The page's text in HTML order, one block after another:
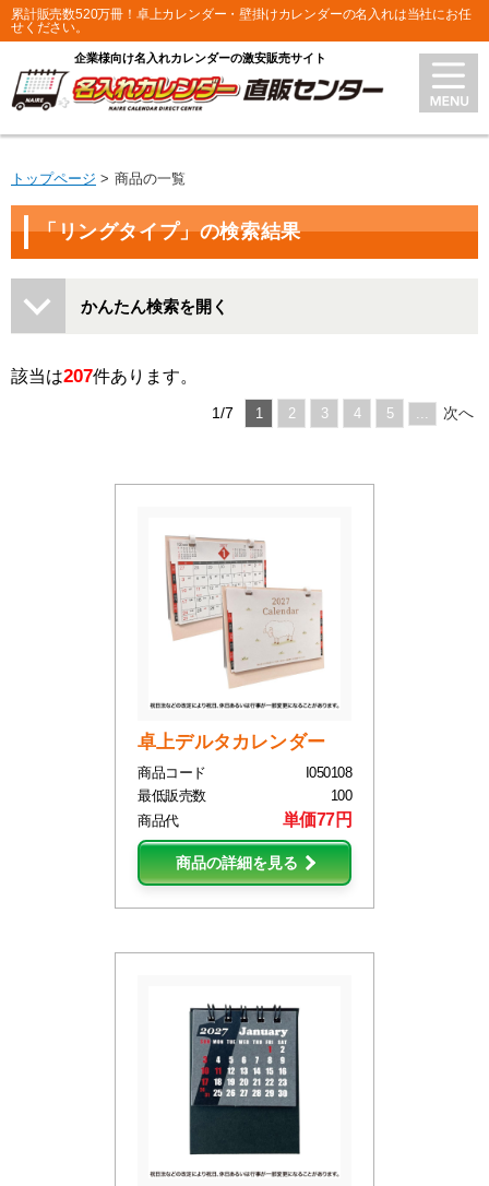
累計販売数520万冊！卓上カレンダー・壁掛けカレンダーの名入れは当社にお任
せください。
企業様向け名入れカレンダーの激安販売サイト
トップページ 商品の一覧
「リングタイプ」の検索結果
かんたん検索を開く
該当は207件あります。
1/7 1 2 3 4 5 ... 次へ
卓上デルタカレンダー
商品コード
I050108
最低販売数
100
商品代
単価77円
商品の詳細を見る